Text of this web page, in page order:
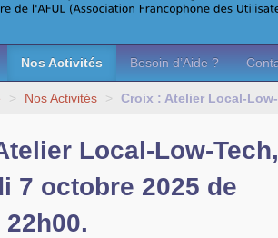
Nos Activités Besoin d’Aide ?
> Nos Activités > Croix : Atelier Local-
Local-Low-Tech,
7 octobre 2025 de
22h00.